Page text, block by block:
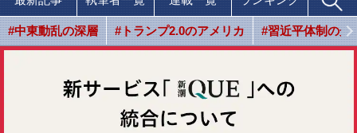
#中東動乱の深層 #トランプ2.0のアメリカ #習近平体制の光